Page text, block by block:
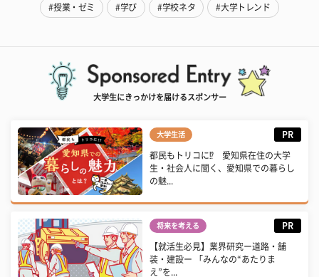
#授業・ゼミ #学び #学校ネタ #大学トレンド
大学生にきっかけを届けるスポンサー
大学生活 PR
都民もトリコに⁉ 愛知県在住の大学
生・社会人に聞く、愛知県での暮らし
の魅...
将来を考える PR
【就活生必見】業界研究ー道路・舗
装・建設ー 「みんなの“あたりま
え”を...